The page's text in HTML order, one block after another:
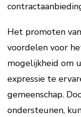
Het promoten
voordelen voor
mogelijkheid om
expressie te
gemeenschap.
ondersteunen,